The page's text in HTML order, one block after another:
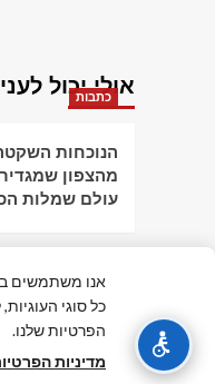
אולי יכול
כתבות
הנוכחות
מהצפון
עולם שמלות
כל סוגי
הפרטיות שלנו.
מדיניות